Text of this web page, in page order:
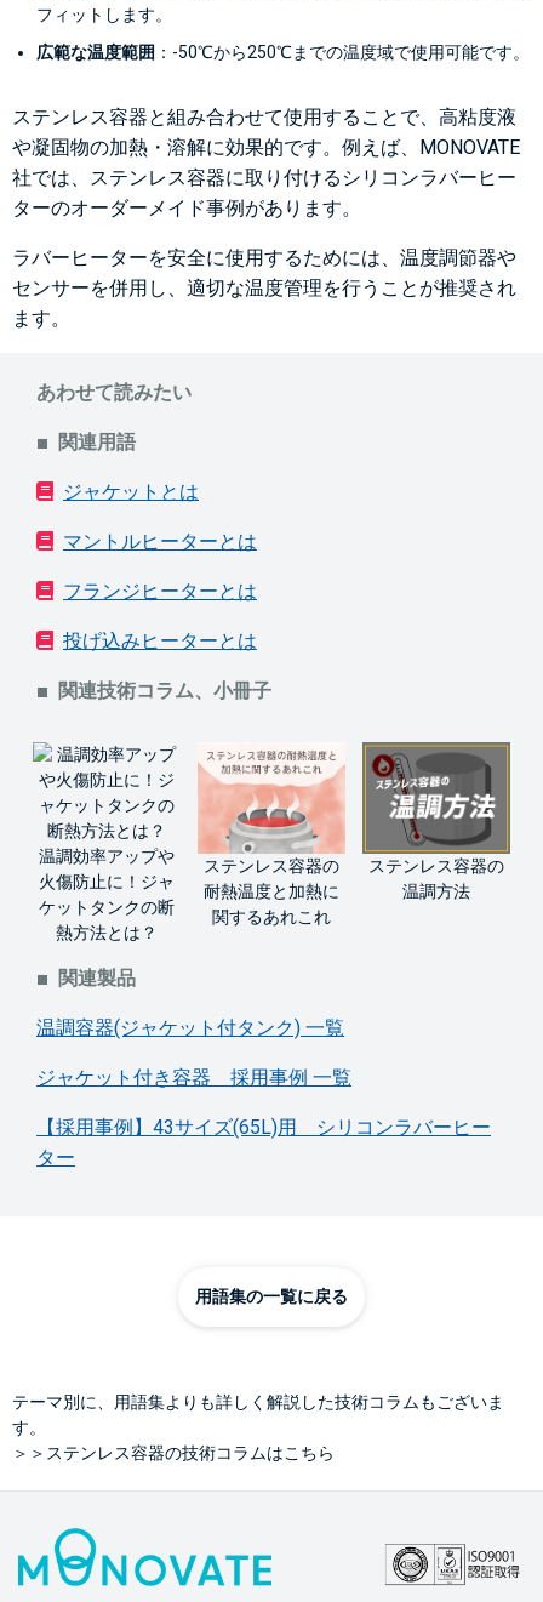
フィットします。
広範な温度範囲 ：-50℃から250℃までの温度域で使用可能です。
ステンレス容器と組み合わせて使用することで、高粘度液
や凝固物の加熱・溶解に効果的です。例えば、MONOVATE
社では、ステンレス容器に取り付けるシリコンラバーヒー
ターのオーダーメイド事例があります。
ラバーヒーターを安全に使用するためには、温度調節器や
センサーを併用し、適切な温度管理を行うことが推奨され
ます。
あわせて読みたい
関連用語
ジャケットとは
マントルヒーターとは
フランジヒーターとは
投げ込みヒーターとは
関連技術コラム、小冊子
温調効率アップや
火傷防止に！ジャ
ケットタンクの断
熱方法とは？
ステンレス容器の
耐熱温度と加熱に
関するあれこれ
ステンレス容器の
温調方法
関連製品
温調容器(ジャケット付タンク) 一覧
ジャケット付き容器 採用事例 一覧
【採用事例】43サイズ(65L)用 シリコンラバーヒー
ター
用語集の一覧に戻る
テーマ別に、用語集よりも詳しく解説した技術コラムもございま
す。
＞＞ステンレス容器の技術コラムはこちら